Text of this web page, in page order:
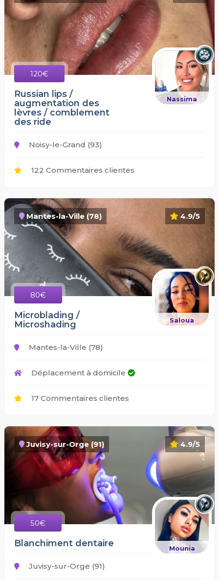
120€
Nassima
Russian lips /
augmentation des
lèvres / comblement
des ride
Noisy-le-Grand (93)
122 Commentaires clientes
4.9/5
Mantes-la-Ville (78)
80€
Saloua
Microblading /
Microshading
Mantes-la-Ville (78)
Déplacement à domicile
17 Commentaires clientes
4.9/5
Juvisy-sur-Orge (91)
50€
Mounia
Blanchiment dentaire
Juvisy-sur-Orge (91)